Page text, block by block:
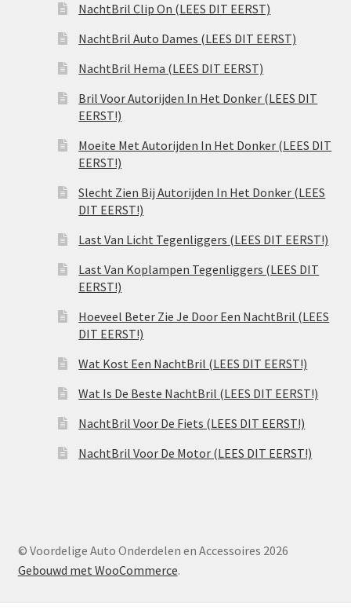
NachtBril Clip On (LEES DIT EERST)
NachtBril Auto Dames (LEES DIT EERST)
NachtBril Hema (LEES DIT EERST)
Bril Voor Autorijden In Het Donker (LEES DIT
EERST!)
Moeite Met Autorijden In Het Donker (LEES DIT
EERST!)
Slecht Zien Bij Autorijden In Het Donker (LEES
DIT EERST!)
Last Van Licht Tegenliggers (LEES DIT EERST!)
Last Van Koplampen Tegenliggers (LEES DIT
EERST!)
Hoeveel Beter Zie Je Door Een NachtBril (LEES
DIT EERST!)
Wat Kost Een NachtBril (LEES DIT EERST!)
Wat Is De Beste NachtBril (LEES DIT EERST!)
NachtBril Voor De Fiets (LEES DIT EERST!)
NachtBril Voor De Motor (LEES DIT EERST!)
© Voordelige Auto Onderdelen en Accessoires 2026
Gebouwd met WooCommerce.